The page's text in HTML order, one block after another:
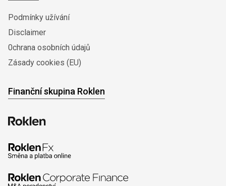
Podmínky užívání
Disclaimer
0chrana osobních údajů
Zásady cookies (EU)
Finanční skupina Roklen